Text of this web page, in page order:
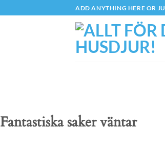
to
ADD ANYTHING HERE OR
Fantastiska saker väntar